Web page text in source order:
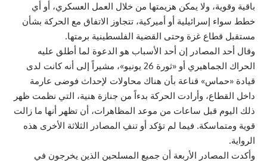
باقية وقوية، ولا يمكن هزيمتها من خلال العمل العسكري، أو أي
خطط سواء إسرائيلية أو أميركية، تتجاوز الاتفاق مع الحركة بشأن
مستقبل قطاع غزة وحتى القضية الفلسطينية برمتها.
وقال أحد المصادر إن أحد الأسباب هو الدعوة لما أطلق عليه
الحراك الجماهيري أو «ثورة 26 يونيو»، مشيراً إلى أنه كانت لدى
قيادة «حماس» قناعة بأن هناك محاولات لإحداث فوضى عارمة
داخل القطاع، وأرادت الحركة بدءاً من جنازة هنية، التي نظمت ظهر
ذلك اليوم قبل ساعات من موعد المظاهرات، أن تظهر أنها ما زالت
قوية ومتماسكة. فيما لم تؤكد أو تنفِ المصادر الثلاثة الأخرى هذه
الرواية.
وأكدت المصادر الأربعة أن جميع المسلحين الذين يخرجون في